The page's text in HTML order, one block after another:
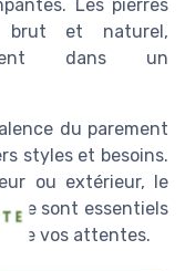
Les pierres
brut et naturel,
dans un
du parement
styles et besoins.
ou extérieur, le
sont essentiels
de vos attentes.